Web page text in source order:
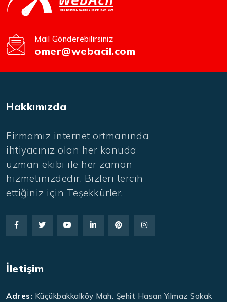
Mail Gönderebilirsiniz
omer@webacil.com
Hakkımızda
Firmamız internet ortmanında
ihtiyacınız olan her konuda
uzman ekibi ile her zaman
hizmetinizdedir. Bizleri tercih
ettiğiniz için Teşekkürler.
İletişim
Adres: Küçükbakkalköy Mah. Şehit Hasan Yılmaz Sokak